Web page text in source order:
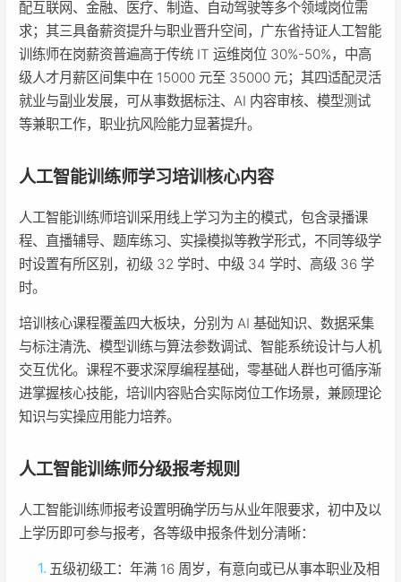
配互联网、金融、医疗、制造、自动驾驶等多个领域岗位需
求；其三具备薪资提升与职业晋升空间，广东省持证人工智能
训练师在岗薪资普遍高于传统 IT 运维岗位 30%-50%，中高
级人才月薪区间集中在 15000 元至 35000 元；其四适配灵活
就业与副业发展，可从事数据标注、AI 内容审核、模型测试
等兼职工作，职业抗风险能力显著提升。
人工智能训练师学习培训核心内容
人工智能训练师培训采用线上学习为主的模式，包含录播课
程、直播辅导、题库练习、实操模拟等教学形式，不同等级学
时设置有所区别，初级 32 学时、中级 34 学时、高级 36 学
时。
培训核心课程覆盖四大板块，分别为 AI 基础知识、数据采集
与标注清洗、模型训练与算法参数调试、智能系统设计与人机
交互优化。课程不要求深厚编程基础，零基础人群也可循序渐
进掌握核心技能，培训内容贴合实际岗位工作场景，兼顾理论
知识与实操应用能力培养。
人工智能训练师分级报考规则
人工智能训练师报考设置明确学历与从业年限要求，初中及以
上学历即可参与报考，各等级申报条件划分清晰：
五级初级工：年满 16 周岁，有意向或已从事本职业及相